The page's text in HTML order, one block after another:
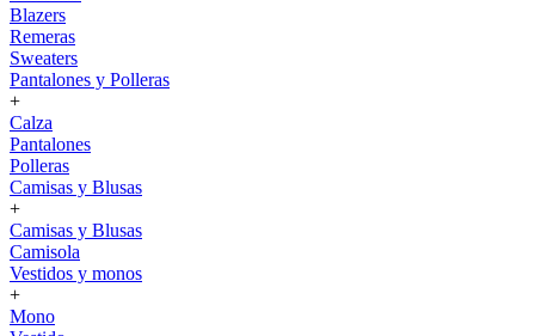
Blazers
Remeras
Sweaters
Pantalones y Polleras
+
Calza
Pantalones
Polleras
Camisas y Blusas
+
Camisas y Blusas
Camisola
Vestidos y monos
+
Mono